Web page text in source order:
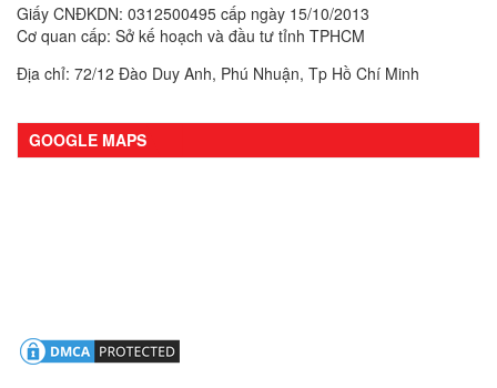
Giấy CNĐKDN: 0312500495 cấp ngày 15/10/2013
Cơ quan cấp: Sở kế hoạch và đầu tư tỉnh TPHCM
Địa chỉ: 72/12 Đào Duy Anh, Phú Nhuận, Tp Hồ Chí Minh
GOOGLE MAPS